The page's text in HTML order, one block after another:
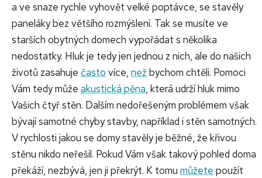
a ve snaze rychle vyhovět velké poptávce, se stavěly
paneláky bez většího rozmýšlení. Tak se musíte ve
starších obytných domech vypořádat s několika
nedostatky. Hluk je tedy jen jednou z nich, ale do našich
životů zasahuje často více, než bychom chtěli. Pomoci
Vám tedy může akustická pěna, která udrží hluk mimo
Vašich čtyř stěn. Dalším nedořešeným problémem však
bývají samotné chyby stavby, například i stěn samotných.
V rychlosti jakou se domy stavěly je běžné, že křivou
stěnu nikdo neřešil. Pokud Vám však takový pohled doma
překáží, nezbývá, jen ji překrýt. K tomu můžete použít